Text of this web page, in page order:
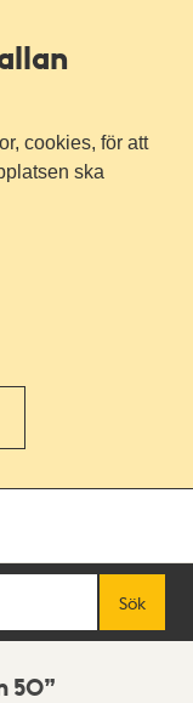
cookies, för att
ska
Sök
50